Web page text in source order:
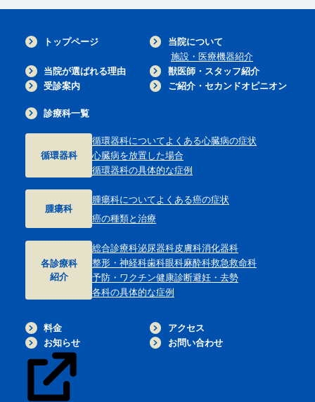
トップページ
当院について
施設・医療機器紹介
当院が選ばれる理由
獣医師・スタッフ紹介
受診案内
ご紹介・セカンドオピニオン
診療科一覧
循環器科
循環器科について よくある心臓病の症状
心臓病を放置した場合
循環器科の具体的な症例
腫瘍科
腫瘍科について よくある癌の症状
癌の種類と治療
各診療科
紹介
総合診療科泌尿器科皮膚科消化器科
整形・神経科歯科眼科麻酔科救急救命科
予防・ワクチン健康診断避妊・去勢
各科の具体的な症例
料金
アクセス
お知らせ
お問い合わせ